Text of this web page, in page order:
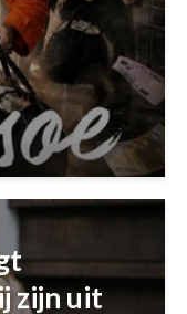
zijn uit